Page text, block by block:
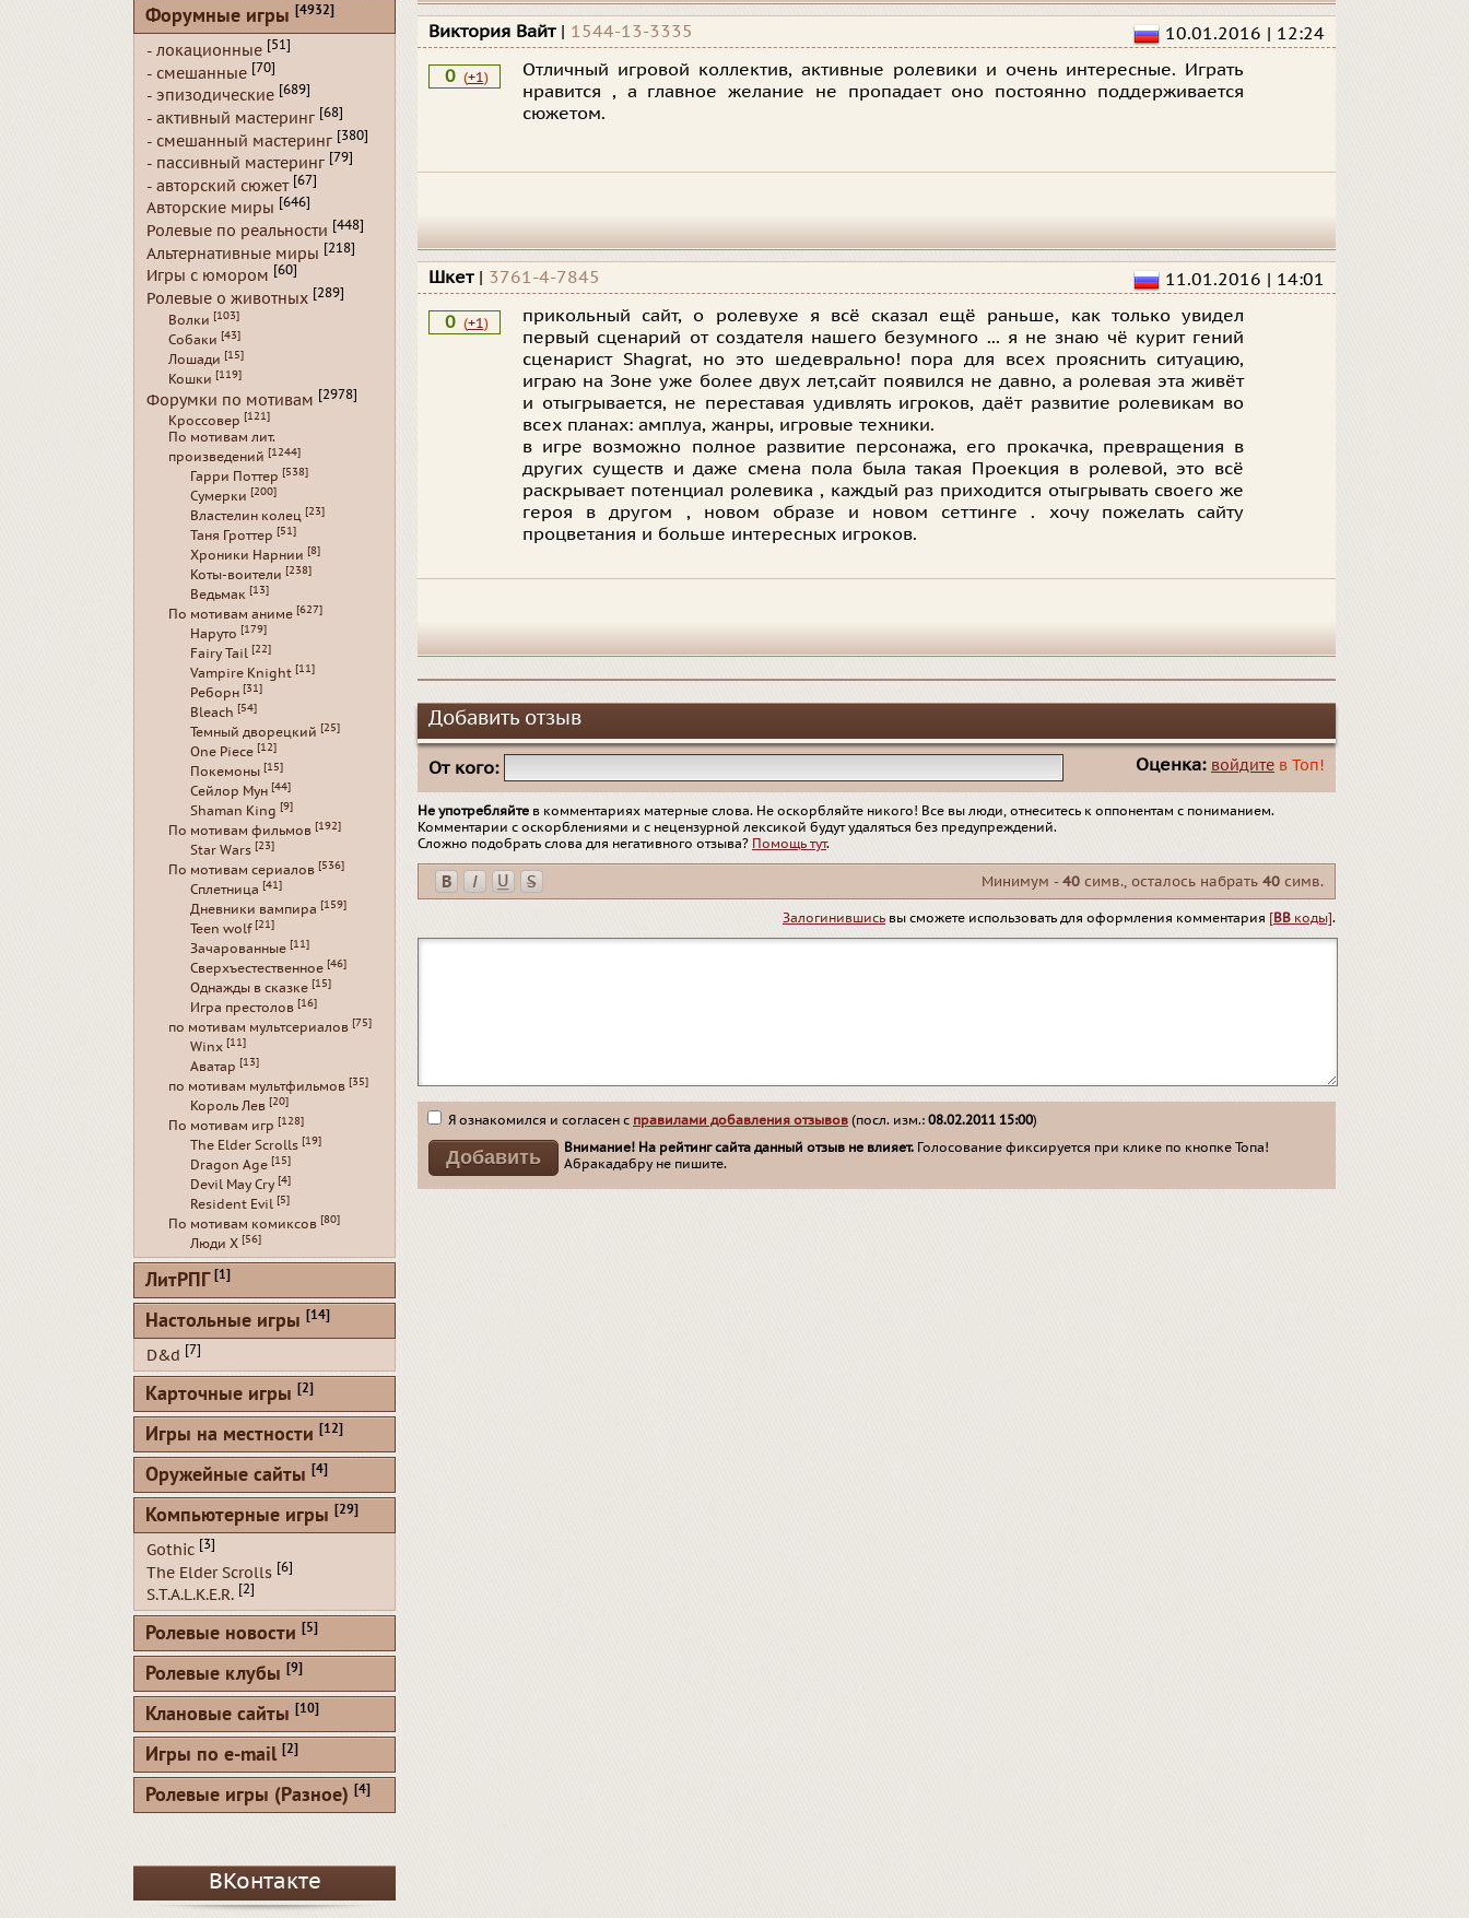
Виктория Вайт | 1544-13-3335 10.01.2016 | 12:24
0 (+1)
Отличный игровой коллектив, активные ролевики и очень интересные. Играть
нравится , а главное желание не пропадает оно постоянно поддерживается
сюжетом.
Шкет | 3761-4-7845 11.01.2016 | 14:01
0 (+1)
прикольный сайт, о ролевухе я всё сказал ещё раньше, как только увидел
первый сценарий от создателя нашего безумного ... я не знаю чё курит гений
сценарист Shagrat, но это шедеврально! пора для всех прояснить ситуацию,
играю на Зоне уже более двух лет,сайт появился не давно, а ролевая эта живёт
и отыгрывается, не переставая удивлять игроков, даёт развитие ролевикам во
всех планах: амплуа, жанры, игровые техники.
в игре возможно полное развитие персонажа, его прокачка, превращения в
других существ и даже смена пола была такая Проекция в ролевой, это всё
раскрывает потенциал ролевика , каждый раз приходится отыгрывать своего же
героя в другом , новом образе и новом сеттинге . хочу пожелать сайту
процветания и больше интересных игроков.
Добавить отзыв
От кого: Оценка: войдите в Топ!
Не употребляйте в комментариях матерные слова. Не оскорбляйте никого! Все вы люди, отнеситесь к оппонентам с пониманием.
Комментарии с оскорблениями и с нецензурной лексикой будут удаляться без предупреждений.
Сложно подобрать слова для негативного отзыва? Помощь тут.
Минимум -40 симв., осталось набрать 40 симв.
Залогинившись вы сможете использовать для оформления комментария [BB коды].
Я ознакомился и согласен с правилами добавления отзывов (посл. изм.: 08.02.2011 15:00)
Внимание! На рейтинг сайта данный отзыв не влияет. Голосование фиксируется при клике по кнопке Топа!
Абракадабру не пишите.
Форумные игры [4932]
- локационные [51]
- смешанные [70]
- эпизодические [689]
- активный мастеринг [68]
- смешанный мастеринг [380]
- пассивный мастеринг [79]
- авторский сюжет [67]
Авторские миры [646]
Ролевые по реальности [448]
Альтернативные миры [218]
Игры с юмором [60]
Ролевые о животных [289]
Волки [103]
Собаки [43]
Лошади [15]
Кошки [119]
Форумки по мотивам [2978]
Кроссовер [121]
По мотивам лит.
произведений [1244]
Гарри Поттер [538]
Сумерки [200]
Властелин колец [23]
Таня Гроттер [51]
Хроники Нарнии [8]
Коты-воители [238]
Ведьмак [13]
По мотивам аниме [627]
Наруто [179]
Fairy Tail [22]
Vampire Knight [11]
Реборн [31]
Bleach [54]
Темный дворецкий [25]
One Piece [12]
Покемоны [15]
Сейлор Мун [44]
Shaman King [9]
По мотивам фильмов [192]
Star Wars [23]
По мотивам сериалов [536]
Сплетница [41]
Дневники вампира [159]
Teen wolf [21]
Зачарованные [11]
Сверхъестественное [46]
Однажды в сказке [15]
Игра престолов [16]
по мотивам мультсериалов [75]
Winx [11]
Аватар [13]
по мотивам мультфильмов [35]
Король Лев [20]
По мотивам игр [128]
The Elder Scrolls [19]
Dragon Age [15]
Devil May Cry [4]
Resident Evil [5]
По мотивам комиксов [80]
Люди Х [56]
ЛитРПГ [1]
Настольные игры [14]
D&d [7]
Карточные игры [2]
Игры на местности [12]
Оружейные сайты [4]
Компьютерные игры [29]
Gothic [3]
The Elder Scrolls [6]
S.T.A.L.K.E.R. [2]
Ролевые новости [5]
Ролевые клубы [9]
Клановые сайты [10]
Игры по e-mail [2]
Ролевые игры (Разное) [4]
ВКонтакте